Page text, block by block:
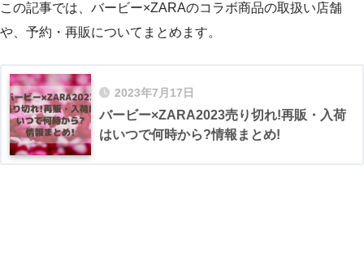
この記事では、バービー×ZARAのコラボ商品の取扱い店舗
や、予約・再販についてまとめます。
2023年7月17日
バービー×ZARA2023売り切れ!再販・入荷
はいつで何時から?情報まとめ!